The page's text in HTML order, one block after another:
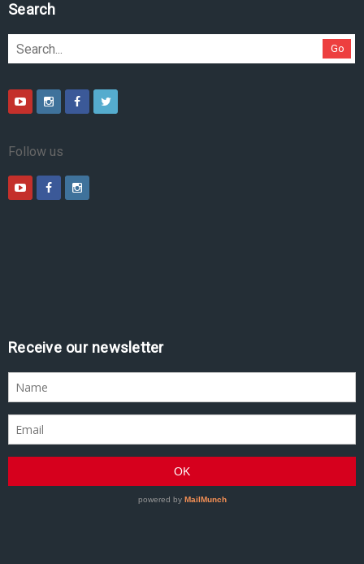
Search
Go
Follow us
Receive our newsletter